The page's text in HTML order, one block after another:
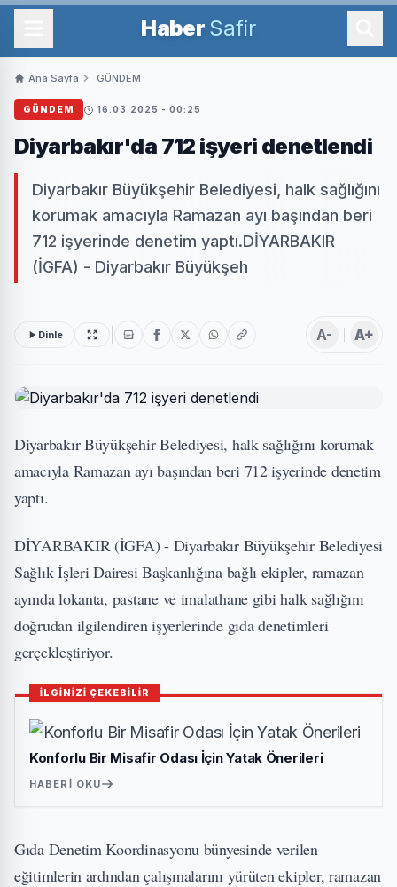
Haber Safir
Ana Sayfa GÜNDEM
GÜNDEM 16.03.2025 - 00:25
Diyarbakır'da 712 işyeri denetlendi
Diyarbakır Büyükşehir Belediyesi, halk sağlığını
korumak amacıyla Ramazan ayı başından beri
712 işyerinde denetim yaptı.DİYARBAKIR
(İGFA) - Diyarbakır Büyükşeh
Dinle A- A+
Diyarbakır Büyükşehir Belediyesi, halk sağlığını korumak
amacıyla Ramazan ayı başından beri 712 işyerinde denetim
yaptı.
DİYARBAKIR (İGFA) - Diyarbakır Büyükşehir Belediyesi
Sağlık İşleri Dairesi Başkanlığına bağlı ekipler, ramazan
ayında lokanta, pastane ve imalathane gibi halk sağlığını
doğrudan ilgilendiren işyerlerinde gıda denetimleri
gerçekleştiriyor.
İLGİNİZİ ÇEKEBİLİR
Konforlu Bir Misafir Odası İçin Yatak Önerileri
HABERI OKU
Gıda Denetim Koordinasyonu bünyesinde verilen
eğitimlerin ardından çalışmalarını yürüten ekipler, ramazan